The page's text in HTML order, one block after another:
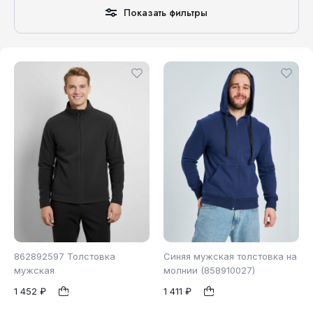
Показать фильтры
862892597 Толстовка
мужская
1 452 ₽
52 54
Синяя мужская толстовка на
молнии (858910027)
1 411 ₽
48